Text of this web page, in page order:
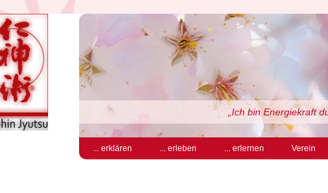
„Ich bin Energiekraft
... erklären ... erleben ... erlernen Verein